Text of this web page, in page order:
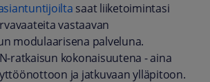
saat liiketoimintasi
vastaavan
modulaarisena palveluna.
ratkaisun kokonaisuutena - aina
ja jatkuvaan ylläpitoon.